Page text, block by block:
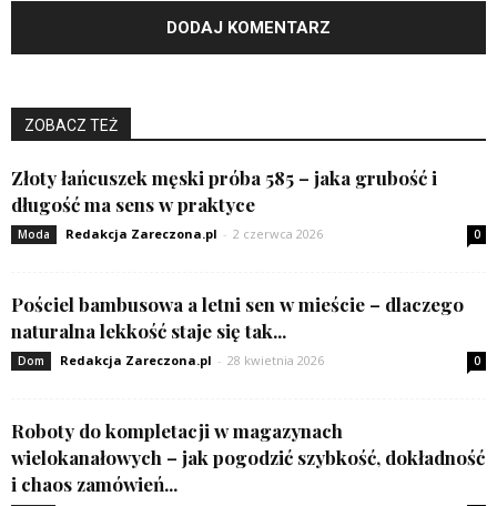
ZOBACZ TEŻ
Złoty łańcuszek męski próba 585 – jaka grubość i
długość ma sens w praktyce
Moda Redakcja Zareczona.pl - 2 czerwca 2026 0
Pościel bambusowa a letni sen w mieście – dlaczego
naturalna lekkość staje się tak...
Dom Redakcja Zareczona.pl - 28 kwietnia 2026 0
Roboty do kompletacji w magazynach
wielokanałowych – jak pogodzić szybkość, dokładność
i chaos zamówień...